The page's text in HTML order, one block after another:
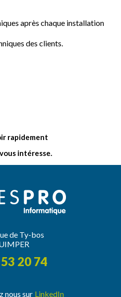
après chaque installation
des clients.
rapidement
intéresse.
de Ty-bos
20 74
nous sur LinkedIn